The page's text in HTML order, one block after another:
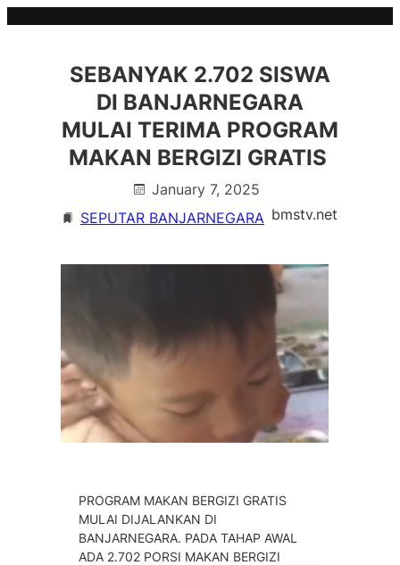
SEBANYAK 2.702 SISWA
DI BANJARNEGARA
MULAI TERIMA PROGRAM
MAKAN BERGIZI GRATIS
January 7, 2025
SEPUTAR BANJARNEGARA bmstv.net
PROGRAM MAKAN BERGIZI GRATIS
MULAI DIJALANKAN DI
BANJARNEGARA. PADA TAHAP AWAL
ADA 2.702 PORSI MAKAN BERGIZI